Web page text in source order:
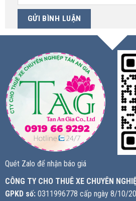
Quét Zalo để nhận báo giá
CÔNG TY CHO THUÊ XE CHUYÊN
GPKD số: 0311996778 cấp ngày 8/10/